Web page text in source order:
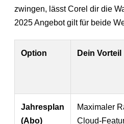
zwingen, lässt Corel dir die
2025 Angebot gilt für beide
Option Dein Vorteil
Jahresplan
(Abo)
Maximaler
Cloud-